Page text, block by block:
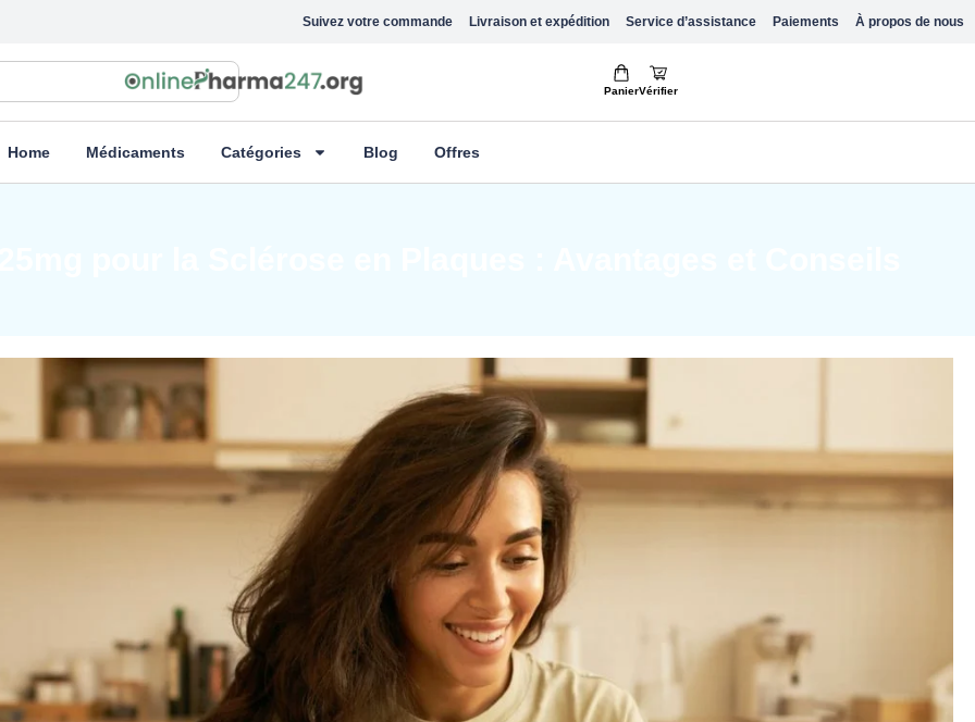
Suivez votre commande Livraison et expédition Service d’assistance Paiements À propos de nous
PanierVérifier
Home Médicaments Catégories Blog Offres